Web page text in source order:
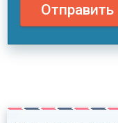
Отправить